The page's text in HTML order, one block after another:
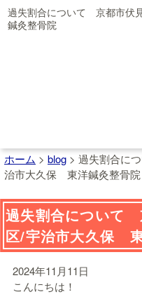
過失割合について 京都市伏
鍼灸整骨院
ホーム > blog > 過失割合に
治市大久保 東洋鍼灸整骨院
過失割合について
区/宇治市大久保
2024年11月11日
こんにちは！